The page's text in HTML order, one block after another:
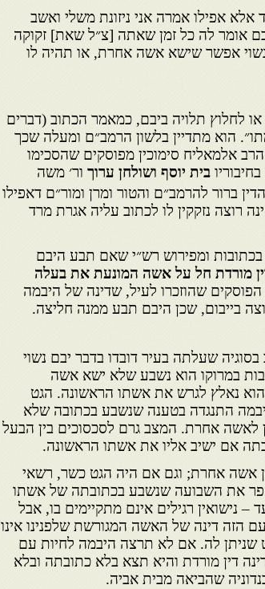
אלא אפילו אמרה אני ניזונת משלי ואשב
אומר לה כל זמן שאתה [צ״ל שאת] זקוקה
נשוי אפשר שישא אשה אחרת, או תהיה לו
לחלוץ תלויה ביבם, כמאמר הכתוב (דברים
הוא מתדיין בלשון הרמב״ם ומעלה שכך
אלמאליח סימוכין מפוסקים שהסכימו
בית יוסף ושולחן ערוך ור׳ משה
ברור להרמב״ם והטור ומרן ומור״ם דאפילו
רוצה נזקקין לו לכתוב עליה אגרת מרד
ומפירוש רש״י שאם תבע היבם
מורדת חל על אשה המונעת את בעלה
שהוזכרו לעיל, שדינה של היבמה
בייבום, שכן היבם תבע ממנה חליצה.
נשאל הרב בסוגיה שעלתה בעיר דובדו בדבר יבם נשוי
במרוקו הוא נשבע שלא ישא אשה
נאלץ לגרש את אשתו הראשונה. הגט
התנגדה בטענה שנשבע בכתובה שלא
לאשה אחרת. המצב גרם לסכסוכים בין הבעל
אם ישיב אליו את אשתו הראשונה.
אשה אחרת; וגם אם היה הגט כשר, רשאי
את השבועה שנשבע בכתובתה של אשתו
– נישואין רגילים אינם מתקיימים בו, אבל
הזה דינה של האשה המגורשת שלפנינו אינו
לה. אם לא תרצה היבמה לחיות עם
דין מורדת והיא תצא בלא כתובתה ובלא
שהביאה מבית אביה.